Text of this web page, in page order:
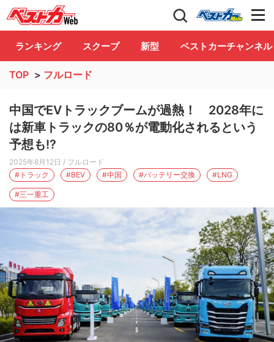
自動車情報誌「ベストカー」 Club
ランキング スクープ 新型 ベストカーチャンネル
TOP > フルロード
中国でEVトラックブームが過熱！ 2028年に
は新車トラックの80％が電動化されるという
予想も!?
2025年8月12日 / フルロード
#トラック
#BEV #中国 #バッテリー交換 #LNG
#三一重工